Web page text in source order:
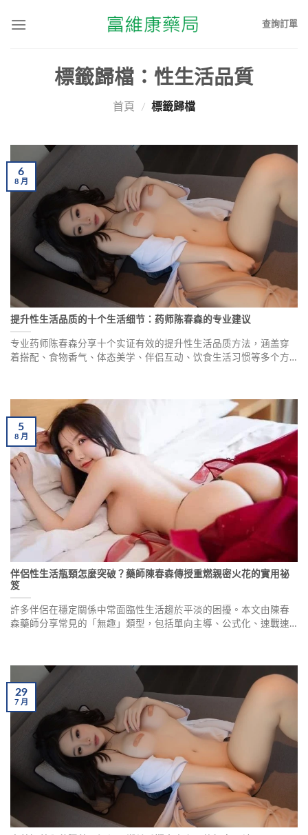
查詢訂單
標籤歸檔： 性生活品質
首頁 / 標籤歸檔
提升性生活品质的十个生活细节：药师陈春森的专业建议
专业药师陈春森分享十个实证有效的提升性生活品质方法，涵盖穿
着搭配、食物香气、体态美学、伴侣互动、饮食生活习惯等多个方
6
8月
伴侶性生活瓶頸怎麼突破？藥師陳春森傳授重燃親密火花的實用祕
笈
許多伴侶在穩定關係中常面臨性生活趨於平淡的困擾。本文由陳春
森藥師分享常見的「無趣」類型，包括單向主導、公式化、速戰速
助伴侶重燃親密火花。
5
8月
29
7月